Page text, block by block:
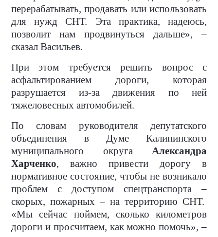
перерабатывать, продавать или использовать
для нужд СНТ. Эта практика, надеюсь,
позволит нам продвинуться дальше», –
сказал Васильев.
При этом требуется решить вопрос с
асфальтированием дороги, которая
разрушается из-за движения по ней
тяжеловесных автомобилей.
По словам руководителя депутатского
объединения в Думе Калининского
муниципального округа Александра
Харченко, важно привести дорогу в
нормативное состояние, чтобы не возникало
проблем с доступом спецтранспорта –
скорых, пожарных – на территорию СНТ.
«Мы сейчас поймем, сколько километров
дороги и просчитаем, как можно помочь», –